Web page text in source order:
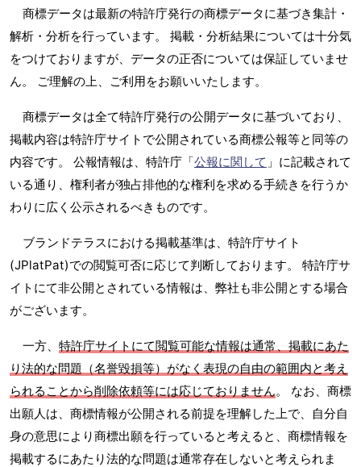
商標データは最新の特許庁発行の商標データに基づき集計・
解析・分析を行っています。 掲載・分析結果については十分気
をつけておりますが、データの正否については保証していませ
ん。 ご理解の上、ご利用をお願いいたします。
商標データは全て特許庁発行の公開データに基づいており、
掲載内容は特許庁サイトで公開されている商標公報等と同等の
内容です。 公報情報は、特許庁「公報に関して 」に記載されて
いる通り、権利者が独占排他的な権利を求める手続きを行うか
わりに広く公示されるべきものです。
ブランドテラスにおける掲載基準は、特許庁サイト
(JPlatPat)での閲覧可否に応じて判断しております。 特許庁サ
イトにて非公開とされている情報は、弊社も非公開とする場合
がございます。
一方、 特許庁サイトにて閲覧可能な情報は通常、掲載にあた
り法的な問題（名誉毀損等）がなく表現の自由の範囲内と考え
られることから削除依頼等には応じておりません。 なお、商標
出願人は、商標情報が公開される前提を理解した上で、自分自
身の意思により商標出願を行っていると考えると、商標情報を
掲載するにあたり法的な問題は通常存在しないと考えられま